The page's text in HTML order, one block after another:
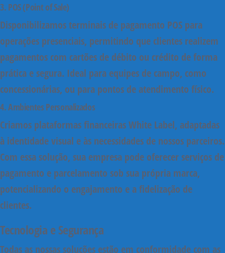
3. POS (Point of Sale)
Disponibilizamos terminais de pagamento POS para
operações presenciais, permitindo que clientes realizem
pagamentos com cartões de débito ou crédito de forma
prática e segura. Ideal para equipes de campo, como
concessionárias, ou para pontos de atendimento físico.
4. Ambientes Personalizados
Criamos plataformas financeirasWhite Label, adaptadas
à identidade visual e às necessidades de nossos parceiros.
Com essa solução, sua empresa pode oferecer serviços de
pagamento e parcelamento sob sua própria marca,
potencializando o engajamento e a fidelização de
clientes.
Tecnologia e Segurança
Todas as nossas soluções estão em conformidade com as